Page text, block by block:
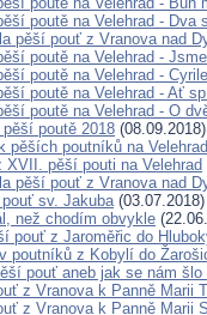
poutě na Velehrad - Dva
pěší pouť z Vranova nad
poutě na Velehrad -
poutě na Velehrad -
poutě na Velehrad - Ať
poutě na Velehrad - O
pěší poutě 2018 (08.09.2018)
pěších poutníků na
XVII. pěší pouti na Velehrad
pěší pouť z Vranova nad
sv. Jakuba(03.07.2018)
než chodím obvykle
pouť z Jaroměřic do
poutníků z Kobylí do
pouť aneb jak se nám
z Vranova k Panně Marii
z Vranova k Panně Marii